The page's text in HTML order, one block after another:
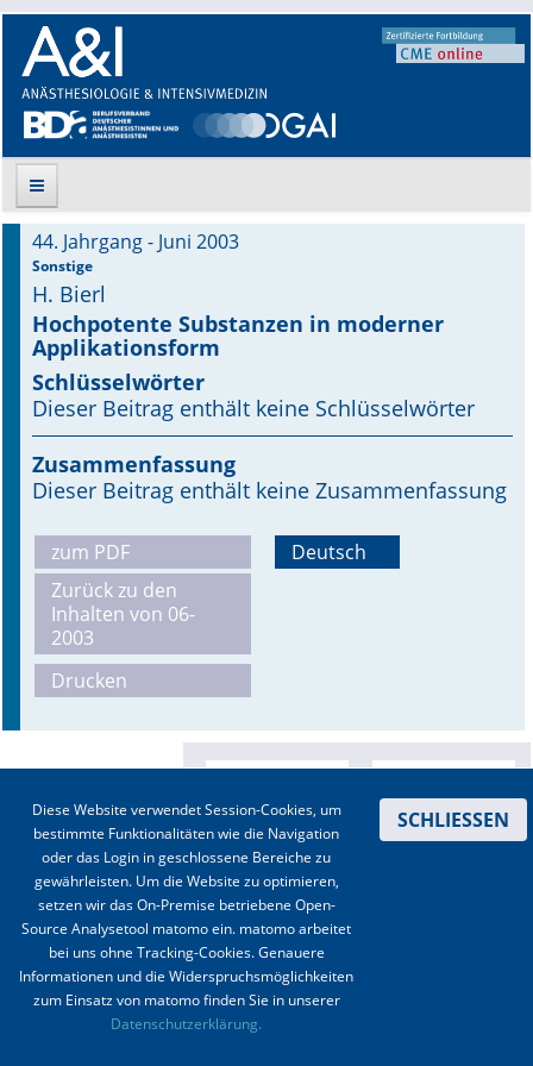
Suche
Aktuelle Ausgabe
Leitlinien
Archiv
Supplements
Online First
A&I English
Mediadaten
Autoren-Service
Stellenmarkt
Kongresskalender
44. Jahrgang - Juni 2003
Sonstige
H. Bierl
Hochpotente Substanzen in moderner
Applikationsform
Schlüsselwörter
Dieser Beitrag enthält keine Schlüsselwörter
Zusammenfassung
Dieser Beitrag enthält keine Zusammenfassung
zum PDF
Zurück zu den
Inhalten von 06-
2003
Drucken
Deutsch
Impressum Datenschutz
Diese Website verwendet Session-Cookies, um
bestimmte Funktionalitäten wie die Navigation
oder das Login in geschlossene Bereiche zu
gewährleisten. Um die Website zu optimieren,
setzen wir das On-Premise betriebene Open-
Source Analysetool matomo ein. matomo arbeitet
bei uns ohne Tracking-Cookies. Genauere
Informationen und die Widerspruchsmöglichkeiten
zum Einsatz von matomo finden Sie in unserer
Datenschutzerklärung.
SCHLIESSEN